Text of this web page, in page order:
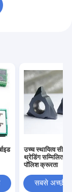
उच्च स्थायित्व
थ्रेडिंग सम्मिलित
पॉलिश क्रूरता
सबसे अच्छी